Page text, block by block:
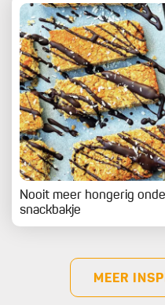
Nooit meer hongerig
snackbakje
MEER